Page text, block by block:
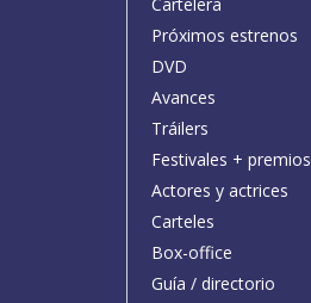
Próximos estrenos
DVD
Avances
Tráilers
Festivales + premios
Actores y actrices
Carteles
Box-office
Guía / directorio